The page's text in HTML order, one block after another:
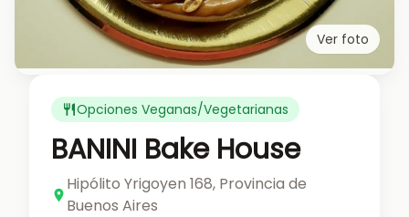
Ver foto
Opciones Veganas/Vegetarianas
BANINI Bake House
Hipólito Yrigoyen 168, Provincia de
Buenos Aires